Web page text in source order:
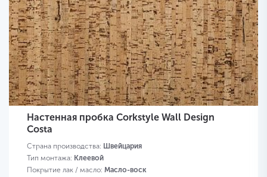
Настенная пробка Corkstyle Wall Design
Costa
Страна производства: Швейцария
Тип монтажа: Клеевой
Покрытие лак / масло: Масло-воск